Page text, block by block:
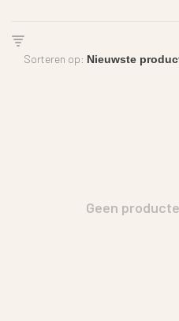
Sorteren op:
Geen